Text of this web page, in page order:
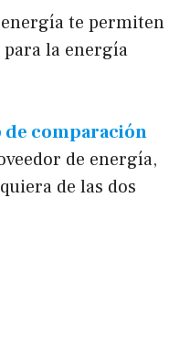
te permiten
la energía
de comparación
de energía,
de las dos